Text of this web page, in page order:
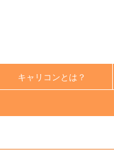
キャリコンとは？